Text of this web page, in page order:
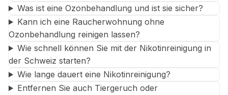
Was ist eine Ozonbehandlung und ist sie sicher?
Kann ich eine Raucherwohnung ohne
Ozonbehandlung reinigen lassen?
Wie schnell können Sie mit der Nikotinreinigung in
der Schweiz starten?
Wie lange dauert eine Nikotinreinigung?
Entfernen Sie auch Tiergeruch oder